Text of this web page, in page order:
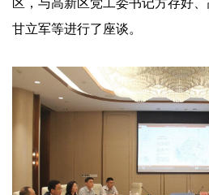
区，与高新区党工委书记方存好
甘立军等进行了座谈。